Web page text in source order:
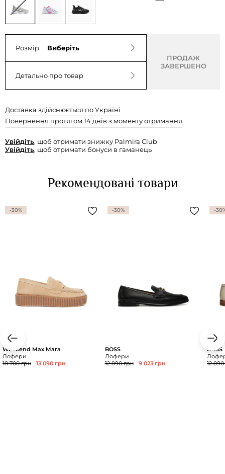
Розмір: Виберіть
Детально про товар
ПРОДАЖ
ЗАВЕРШЕНО
Доставка здійснюється по Україні
Повернення протягом 14 днів з моменту отримання
Увійдіть, щоб отримати знижку Palmira Club
Увійдіть, щоб отримати бонуси в гаманець
Рекомендовані товари
-30%
Weekend Max Mara
Лофери
18 700 грн
13 090 грн
-30%
BOSS
Лофери
12 890 грн
9 023 грн
-
BOSS
12